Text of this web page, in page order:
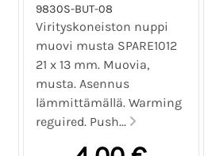
9830S-BUT-08
Virityskoneiston nuppi
muovi musta SPARE1012
21 x 13 mm. Muovia,
musta. Asennus
lämmittämällä. Warming
reguired. Push...